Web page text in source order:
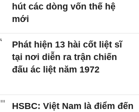
hút các dòng vốn thế hệ
mới
Phát hiện 13 hài cốt liệt sĩ
tại nơi diễn ra trận chiến
đấu ác liệt năm 1972
HSBC: Việt Nam là điểm đến